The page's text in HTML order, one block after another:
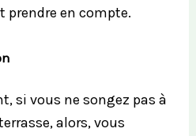
prendre en compte.
si vous ne songez pas à
alors, vous